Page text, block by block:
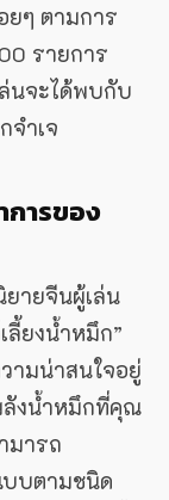
ยๆ ตามการ
รายการ
นจะได้พบกับ
จำเจ
ารของ
ายจีนผู้เล่น
ลี้ยงน้ำหมึก”
ามน่าสนใจอยู่
ลังน้ำหมึกที่คุณ
มารถ
บบตามชนิด